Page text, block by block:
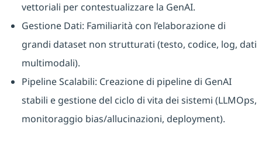
vettoriali per contestualizzare la GenAI.
Gestione Dati: Familiarità con l’elaborazione di
grandi dataset non strutturati (testo, codice, log, dati
multimodali).
Pipeline Scalabili: Creazione di pipeline di GenAI
stabili e gestione del ciclo di vita dei sistemi (LLMOps,
monitoraggio bias/allucinazioni, deployment).